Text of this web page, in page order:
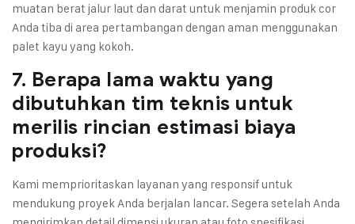
muatan berat jalur laut dan darat untuk menjamin produk cor
Anda tiba di area pertambangan dengan aman menggunakan
palet kayu yang kokoh.
7. Berapa lama waktu yang
dibutuhkan tim teknis untuk
merilis rincian estimasi biaya
produksi?
Kami memprioritaskan layanan yang responsif untuk
mendukung proyek Anda berjalan lancar. Segera setelah Anda